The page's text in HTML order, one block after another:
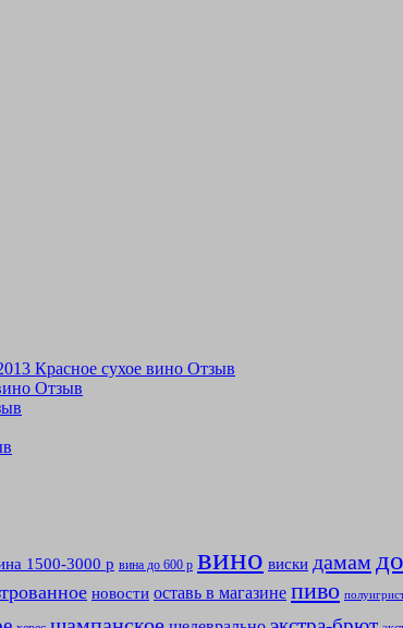
Красное сухое вино Отзыв
Отзыв
1500-3000 р вина до 600 р вино виски дамам
новости оставь в магазине пиво